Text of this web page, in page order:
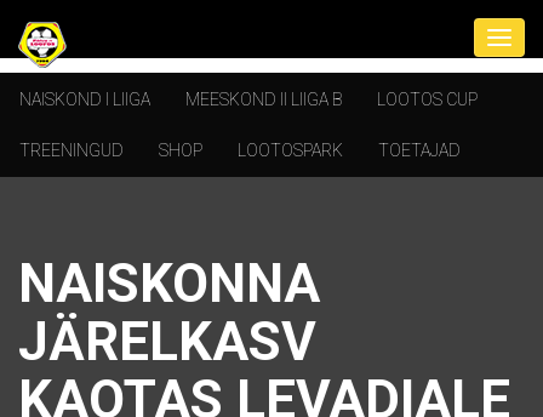
NAISKOND I LIIGA MEESKOND II LIIGA B LOOTOS CUP
TREENINGUD SHOP LOOTOSPARK TOETAJAD
NAISKONNA
JÄRELKASV
KAOTAS LEVADIALE